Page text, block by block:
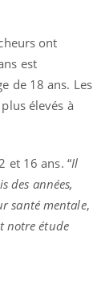
ont
est
de 18 ans. Les
élevés à
et 16 ans. “Il
des années,
santé mentale,
notre étude